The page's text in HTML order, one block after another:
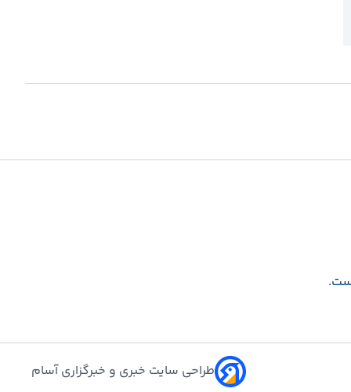
طراحی سایت خبری و خبرگزاری آسام